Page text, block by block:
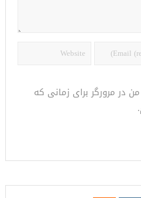
در مرورگر برای زمانی که